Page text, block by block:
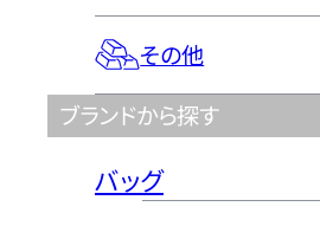
その他
ブランドから探す
バッグ